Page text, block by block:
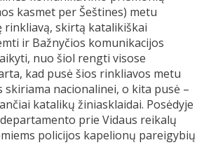
kasmet per Šeštines) metu
rinkliavą, skirtą katalikiškai
ir Bažnyčios komunikacijos
nuo šiol rengti visose
kad pusė šios rinkliavos metu
nacionalinei, o kita pusė –
katalikų žiniasklaidai. Posėdyje
prie Vidaus reikalų
policijos kapelionų pareigybių